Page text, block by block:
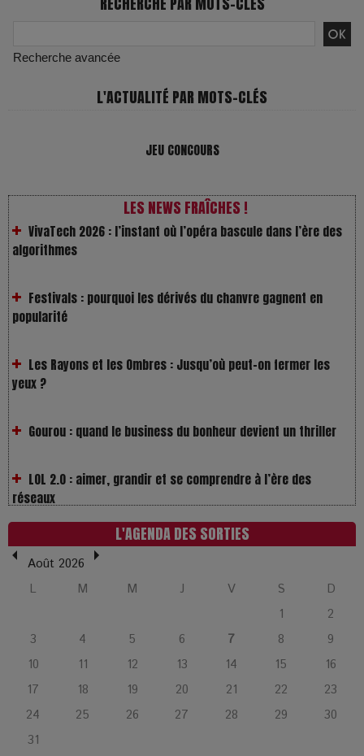
Recherche avancée
L'ACTUALITÉ PAR MOTS-CLÉS
JEU CONCOURS
LES NEWS FRAÎCHES !
algorithmes
Festivals : pourquoi les dérivés du chanvre gagnent en
Les Rayons et les Ombres : Jusqu’où peut-on fermer les
Gourou : quand le business du bonheur devient un thriller
LOL 2.0 : aimer, grandir et se comprendre à l’ère des
L’Affaire Bojarski : entre faux billets et vraie tragédie
L’or blanc à la croisée des chemins : Rumilly interroge
l’avenir de la montagne française
La Femme de Ménage : Plongez dans le thriller
psychologique qui a conquis le monde !
La Condition : Sous le vernis de la bourgeoisie, la violence
des silences
L'AGENDA DES SORTIES
Août 2026
L
M M J V S
D
1
2
3
4 5 6 7 8
9
10
11 12 13 14 15
16
17
18 19 20 21 22
23
24
25 26 27 28 29
30
31